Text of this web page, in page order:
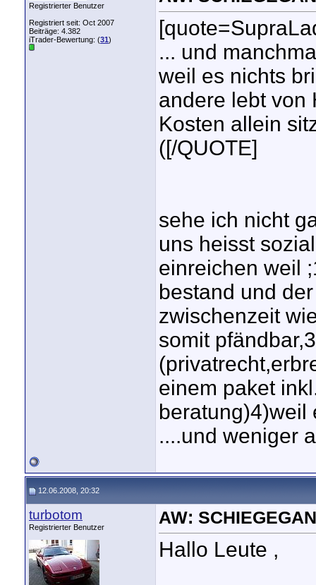
Registrierter Benutzer
Registriert seit: Oct 2007
Beiträge: 4.382
iTrader-Bewertung: (31)
... und
weil es nichts
andere lebt von
Kosten allein
([/QUOTE]
sehe ich nicht
uns heisst
einreichen weil
bestand und
zwischenzeit
somit
einem paket
beratung)4)weil
....und weniger
12.06.2008, 20:32
turbotom
Registrierter Benutzer AW:
Hallo Leute ,